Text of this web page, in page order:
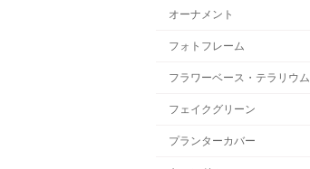
オーナメント
フォトフレーム
フラワーベース・テラリウム
フェイクグリーン
プランターカバー